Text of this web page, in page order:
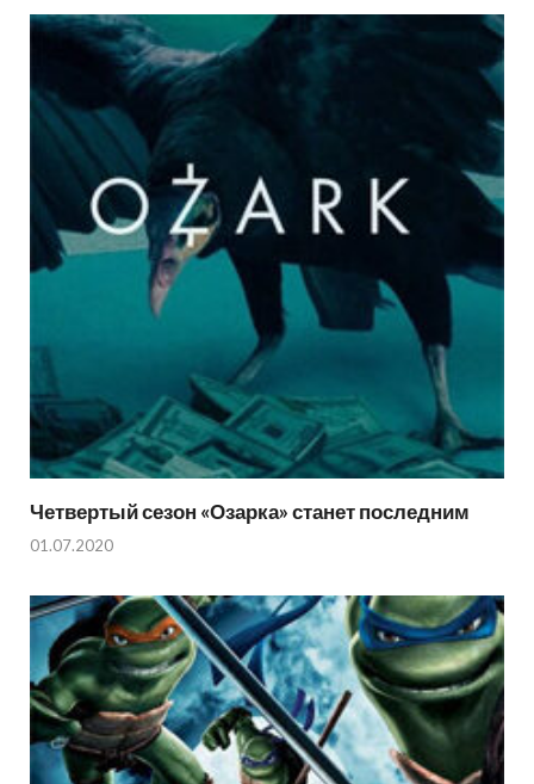
Четвертый сезон «Озарка» станет последним
01.07.2020